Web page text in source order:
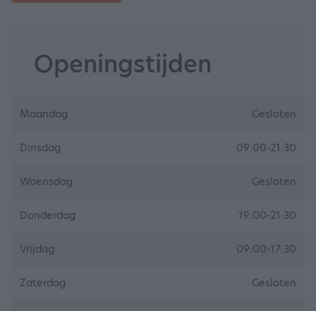
Openingstijden
Maandag Gesloten
Dinsdag 09:00-21:30
Woensdag Gesloten
Donderdag 19:00-21:30
Vrijdag 09:00-17:30
Zaterdag Gesloten